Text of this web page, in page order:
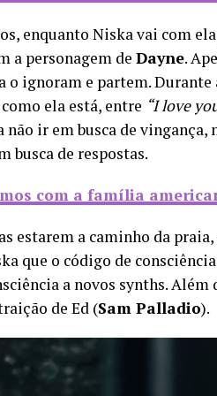
enquanto Niska vai com ela
a personagem de Dayne.
o ignoram e partem.
ela está, entre “I love
ir em busca de vingança,
busca de respostas.
com a família
estarem a caminho da
que o código de
a novos synths. Além
de Ed (Sam Palladio).